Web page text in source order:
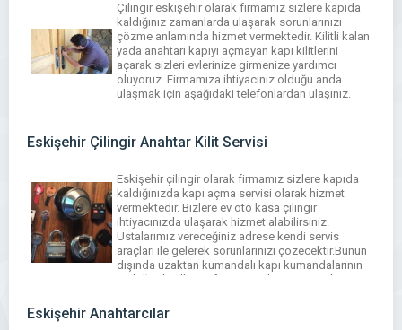
Çilingir eskişehir olarak firmamız sizlere kapıda
kaldığınız zamanlarda ulaşarak sorunlarınızı
çözme anlamında hizmet vermektedir. Kilitli kalan
yada anahtarı kapıyı açmayan kapı kilitlerini
açarak sizleri evlerinize girmenize yardımcı
oluyoruz. Firmamıza ihtiyacınız olduğu anda
ulaşmak için aşağıdaki telefonlardan ulaşınız.
Eskişehir Çilingir Anahtar Kilit Servisi
Eskişehir çilingir olarak firmamız sizlere kapıda
kaldığınızda kapı açma servisi olarak hizmet
vermektedir. Bizlere ev oto kasa çilingir
ihtiyacınızda ulaşarak hizmet alabilirsiniz.
Ustalarımız vereceğiniz adrese kendi servis
araçları ile gelerek sorunlarınızı çözecektir.Bunun
dışında uzaktan kumandalı kapı kumandalarının
yedeğini kodlayan firmamız alarm, otopark, garaj,
ve yerinde kumanda kodlaması da yapmaktadır.
[…]
Eskişehir Anahtarcılar